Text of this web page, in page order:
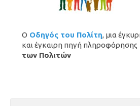
Ο Οδηγός του Πολίτη, μια
και έγκαιρη πηγή πληροφόρησης
των Πολιτών